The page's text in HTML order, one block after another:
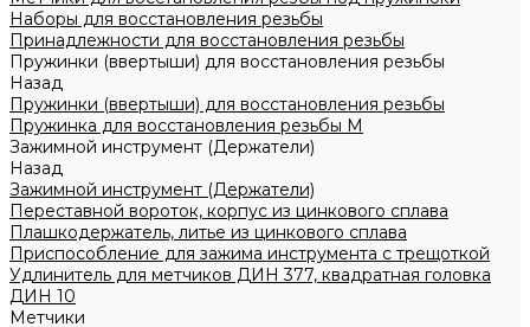
Наборы для восстановления резьбы
Принадлежности для восстановления резьбы
Пружинки (ввертыши) для восстановления резьбы
Назад
Пружинки (ввертыши) для восстановления резьбы
Пружинка для восстановления резьбы M
Зажимной инструмент (Держатели)
Назад
Зажимной инструмент (Держатели)
Переставной вороток, корпус из цинкового сплава
Плашкодержатель, литье из цинкового сплава
Приспособление для зажима инструмента с трещоткой
Удлинитель для метчиков ДИН 377, квадратная головка
ДИН 10
Метчики